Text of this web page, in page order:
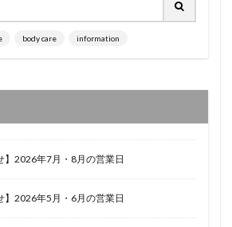
body care information
】2026年7月・8月の営業日
】2026年5月・6月の営業日